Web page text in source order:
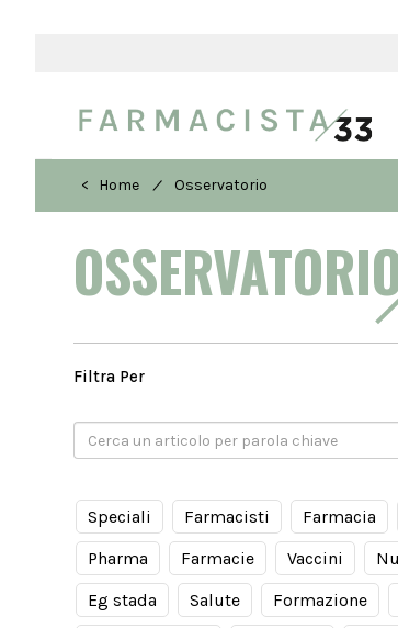
< Home / Osservatorio
Filtra Per
Speciali Farmacisti Farmacia
Pharma
Farmacie Vaccini
Eg stada
Salute Formazione